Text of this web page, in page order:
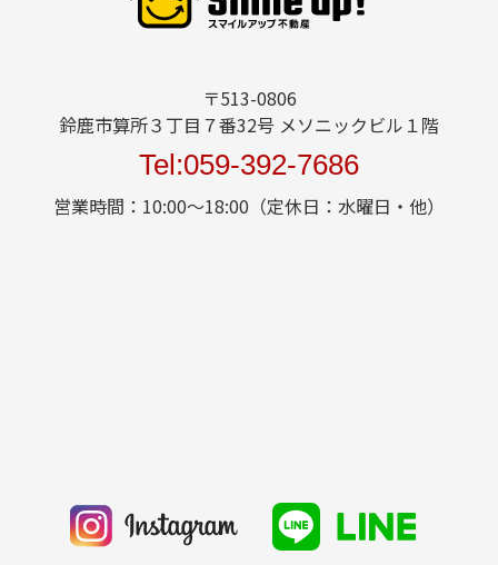
〒513-0806
鈴鹿市算所３丁目７番32号 メソニックビル１階
Tel:059-392-7686
営業時間：10:00～18:00（定休日：水曜日・他）